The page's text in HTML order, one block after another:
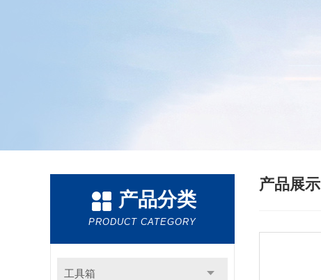
产品分类
PRODUCT CATEGORY
工具箱
产品展示